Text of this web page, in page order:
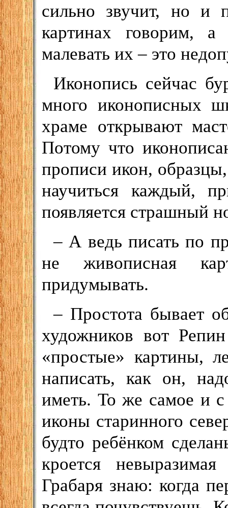
сильно звучит, но
картинах говорим,
малевать их – это
Иконопись сейчас
много иконописных
храме открывают
Потому что
прописи икон,
научиться каждый,
появляется страшный
– А ведь писать по
не живописная
придумывать.
– Простота бывает
художников вот
«простые» картины,
написать, как он,
иметь. То же самое и
иконы старинного
будто ребёнком
кроется
Грабаря знаю: когда